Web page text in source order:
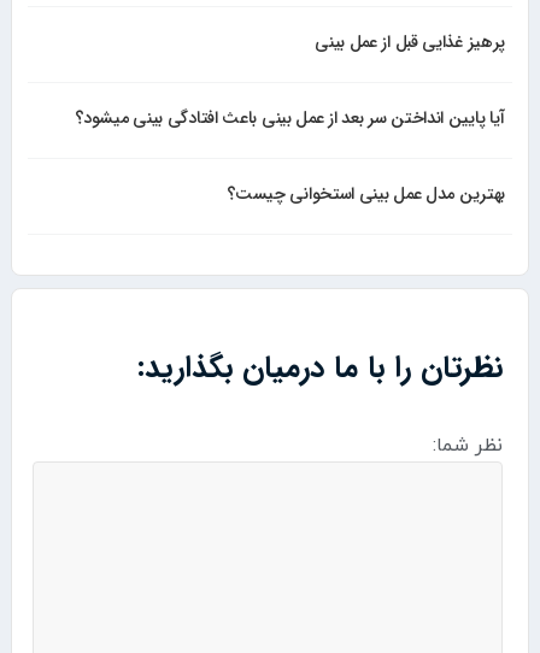
پرهیز غذایی قبل از عمل بینی
آیا پایین انداختن سر بعد از عمل بینی باعث افتادگی بینی میشود؟
بهترین مدل عمل بینی استخوانی چیست؟
نظرتان را با ما درمیان بگذارید:
نظر شما: